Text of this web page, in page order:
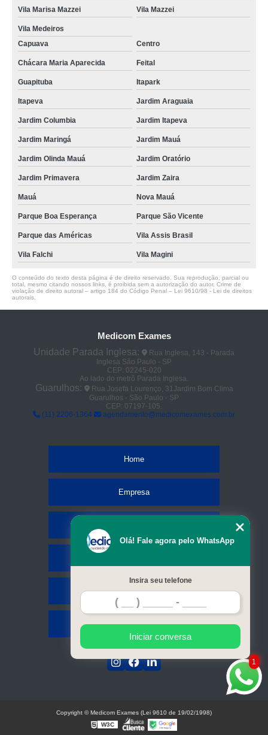
Vila Marisa Mazzei Vila Mazzei
Vila Medeiros
Capuava
Centro
Chácara Maria Aparecida Feital
Guapituba Itapark
Itapeva Jardim Araguaia
Jardim Columbia Jardim Itapeva
Jardim Maringá Jardim Mauá
Jardim Olinda Mauá Jardim Oratório
Jardim Primavera Jardim Zaira
Mauá Nova Mauá
Parque Boa Esperança Parque São Vicente
Parque das Américas Vila Assis Brasil
Vila Falchi Vila Magini
O conteúdo do texto desta página é de direito reservado. Sua reprodução, parcial ou
total, mesmo citando nossos links, é proibida sem a autorização do autor. Crime de
violação de direito autoral – artigo 184 do Código Penal – Lei 9610/98 - Lei de direitos
autorais
Medicom Exames
Unidade Parada Inglesa:
Rua Inglesa, 143 - Parada
Inglesa São Paulo - SP
CEP: 02245-020
Ao lado do metrô Parada Inglesa.
Guarulhos:
Rua Josefa Lourenço, 31Jardim Bom Clima
Guarulhos - São Paulo - SP
CEP: 07197-105.
(11) 2206-1364
agendamento@medicomexames.com.br
Home
Empresa
Contato
Mapa do site
1
Olá! Fale agora pelo WhatsApp
Insira seu telefone
Iniciar conversa
Copyright © Medicom Exames (Lei 9610 de 19/02/1998)
W3C